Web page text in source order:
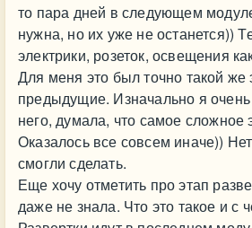
то пара дней в следующем
нужна, но их уже не останется))
электрики, розеток, освещения
Для меня это был точно такой же
предыдущие. Изначально я
него, думала, что самое сложное
Оказалось все совсем иначе))
смогли сделать.
Еще хочу отметить про этап
даже не знала. Что это такое и с